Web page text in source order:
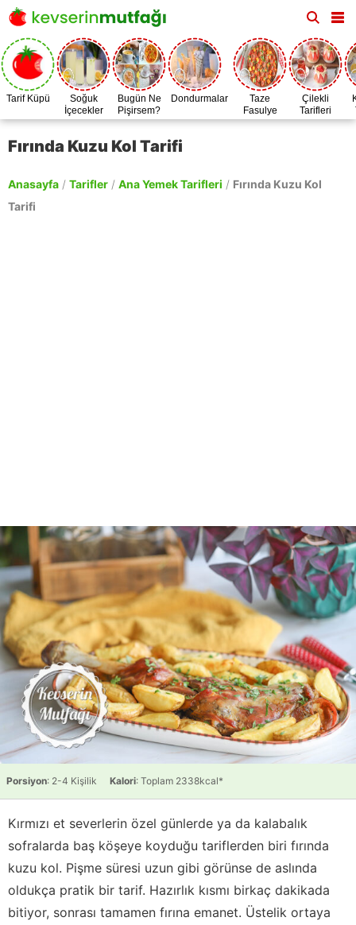
Tarif Küpü
Soğuk
İçecekler
Bugün Ne
Pişirsem?
Dondurmalar
Taze
Fasulye
Zamanı
Çilekli
Tarifleri
Fırında Kuzu Kol Tarifi
Anasayfa / Tarifler / Ana Yemek Tarifleri / Fırında Kuzu Kol
Tarifi
Porsiyon: 2-4 Kişilik Kalori: Toplam 2338kcal*
Kırmızı et severlerin özel günlerde ya da kalabalık
sofralarda baş köşeye koyduğu tariflerden biri fırında
kuzu kol. Pişme süresi uzun gibi görünse de aslında
oldukça pratik bir tarif. Hazırlık kısmı birkaç dakikada
bitiyor, sonrası tamamen fırına emanet. Üstelik ortaya